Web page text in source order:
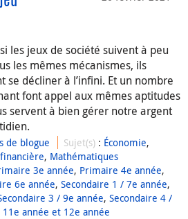
les jeux de société suivent à peu
les mêmes mécanismes, ils
se décliner à l’infini. Et un nombre
font appel aux mêmes aptitudes
servent à bien gérer notre argent
de blogue Sujet(s) : Économie,
, Mathématiques
3e année, Primaire 4e année,
6e année, Secondaire 1 / 7e année,
3 / 9e année, Secondaire 4 /
année et 12e année